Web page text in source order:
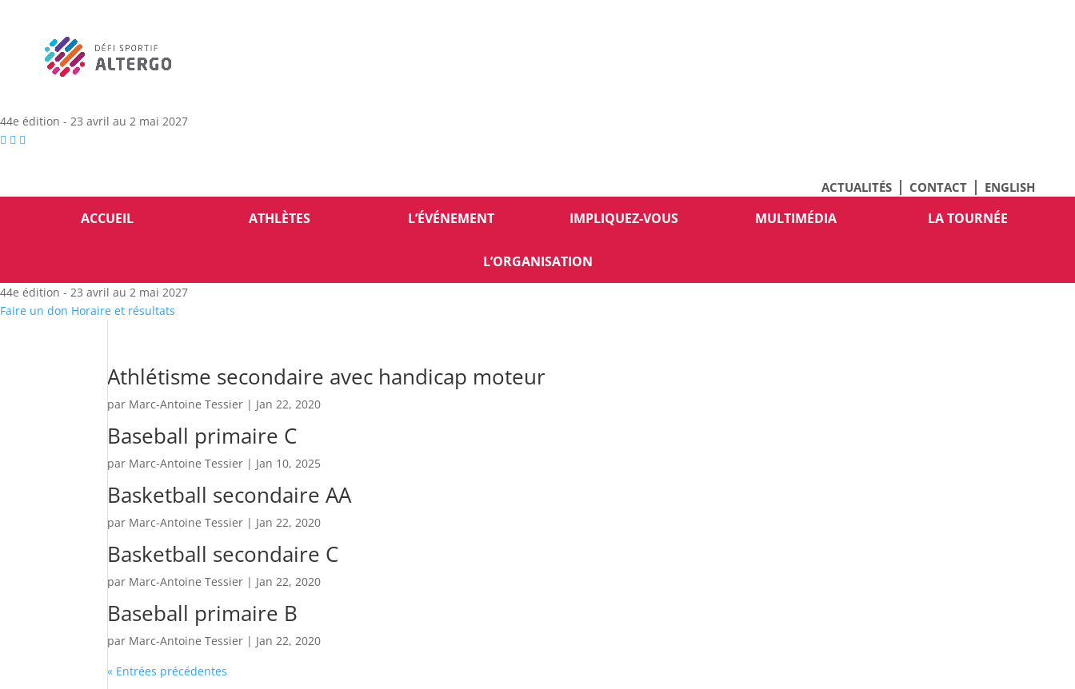
44e édition - 23 avril au 2 mai 2027
ACTUALITÉS CONTACT ENGLISH
ACCUEIL ATHLÈTES L’ÉVÉNEMENT IMPLIQUEZ-VOUS MULTIMÉDIA LA TOURNÉE
L’ORGANISATION
44e édition - 23 avril au 2 mai 2027
Faire un don Horaire et résultats
Athlétisme secondaire avec handicap moteur
par Marc-Antoine Tessier | Jan 22, 2020
Baseball primaire C
par Marc-Antoine Tessier | Jan 10, 2025
Basketball secondaire AA
par Marc-Antoine Tessier | Jan 22, 2020
Basketball secondaire C
par Marc-Antoine Tessier | Jan 22, 2020
Baseball primaire B
par Marc-Antoine Tessier | Jan 22, 2020
« Entrées précédentes